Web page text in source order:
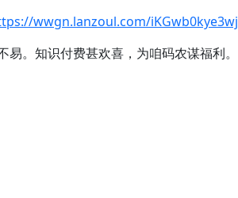
wwgn.lanzoul.com/iKGwb0kye3wj
。知识付费甚欢喜，为咱码农谋福利。